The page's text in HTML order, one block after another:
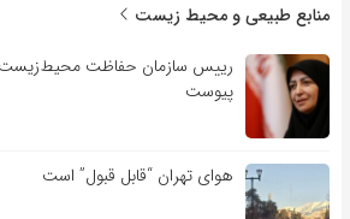
منابع طبیعی و محیط زیست
رییس سازمان حفاظت
پیوست
هوای تهران “قابل قبول” است